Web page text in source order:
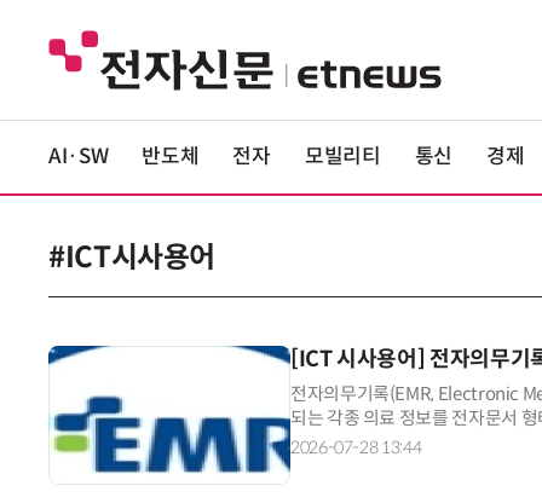
AI·SW 반도체 전자 모빌리티 통신 경제
#ICT시사용어
[ICT 시사용어] 전자의무기
전자의무기록(EMR, Electronic
되는 각종 의료 정보를 전자문서
기록하던 환자의 인적사항과 병력,
2026-07-28 13:44